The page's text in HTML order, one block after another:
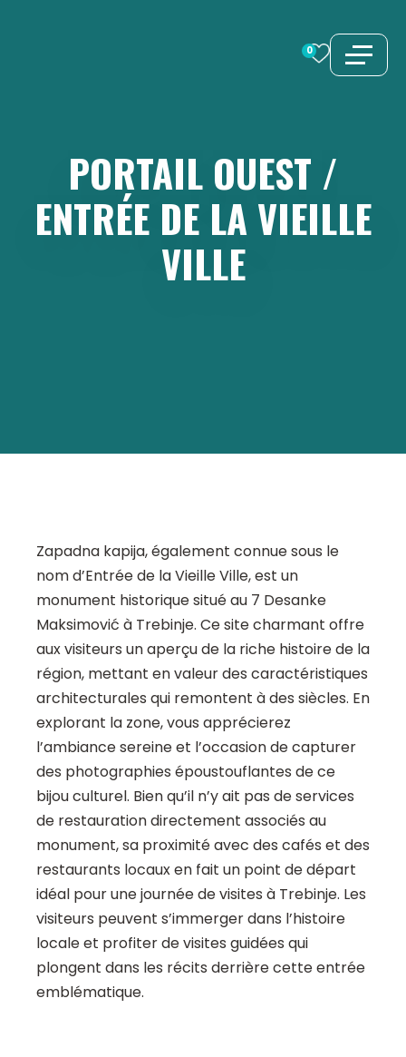
0
PORTAIL OUEST /
ENTRÉE DE LA VIEILLE
VILLE
Zapadna kapija, également connue sous le
nom d’Entrée de la Vieille Ville, est un
monument historique situé au 7 Desanke
Maksimović à Trebinje. Ce site charmant offre
aux visiteurs un aperçu de la riche histoire de la
région, mettant en valeur des caractéristiques
architecturales qui remontent à des siècles. En
explorant la zone, vous apprécierez
l’ambiance sereine et l’occasion de capturer
des photographies époustouflantes de ce
bijou culturel. Bien qu’il n’y ait pas de services
de restauration directement associés au
monument, sa proximité avec des cafés et des
restaurants locaux en fait un point de départ
idéal pour une journée de visites à Trebinje. Les
visiteurs peuvent s’immerger dans l’histoire
locale et profiter de visites guidées qui
plongent dans les récits derrière cette entrée
emblématique.